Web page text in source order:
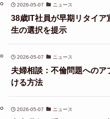
2026-05-07 ニュース
38歳IT社員が早期リタイア
生の選択を提示
2026-05-07 ニュース
夫婦相談：不倫問題への
ける方法
2026-05-07 ニュース